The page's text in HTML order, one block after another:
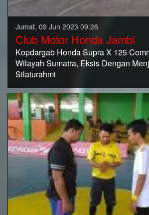
Jumat, 09 Jun 2023 09:26
Club Motor Honda Jambi
Kopdargab Honda Supra X 125
Wilayah Sumatra, Eksis Dengan
Silaturahmi